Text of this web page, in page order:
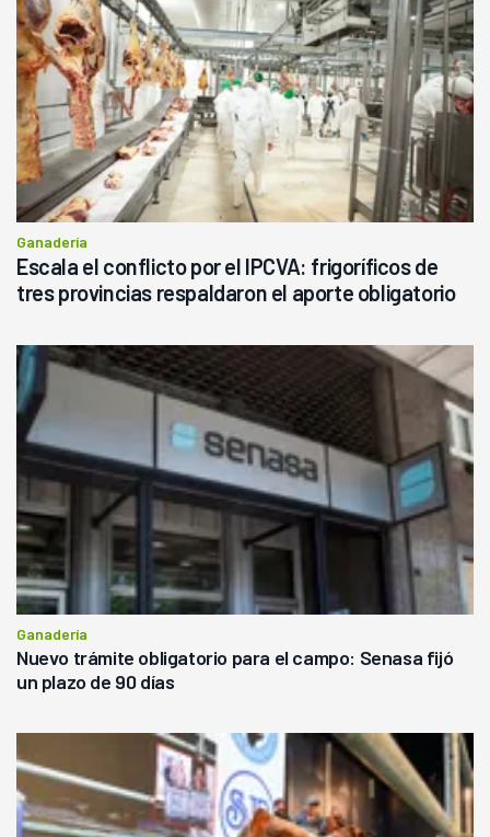
Ganadería
Escala el conflicto por el IPCVA: frigoríficos de
tres provincias respaldaron el aporte obligatorio
Ganadería
Nuevo trámite obligatorio para el campo: Senasa fijó
un plazo de 90 días